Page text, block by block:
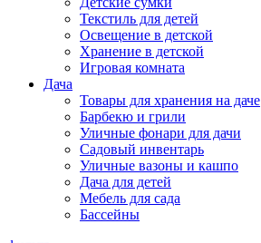
Текстиль для детей
Освещение в детской
Хранение в детской
Игровая комната
Дача
Товары для хранения на даче
Барбекю и грили
Уличные фонари для дачи
Садовый инвентарь
Уличные вазоны и кашпо
Дача для детей
Мебель для сада
Бассейны